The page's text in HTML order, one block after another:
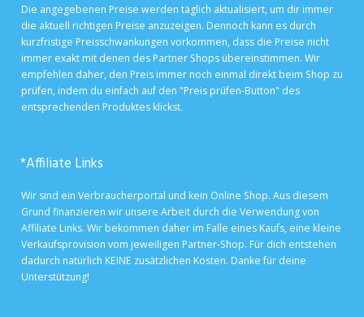
Die angegebenen Preise werden täglich aktualisiert, um dir immer
die aktuell richtigen Preise anzuzeigen. Dennoch kann es durch
kurzfristige Preisschwankungen vorkommen, dass die Preise nicht
immer exakt mit denen des Partner Shops übereinstimmen. Wir
empfehlen daher, den Preis immer noch einmal direkt beim Shop zu
prüfen, indem du einfach auf den "Preis prüfen-Button" des
entsprechenden Produktes klickst.
*Affiliate Links
Wir sind ein Verbraucherportal und kein Online Shop. Aus diesem
Grund finanzieren wir unsere Arbeit durch die Verwendung von
Affiliate Links. Wir bekommen daher im Falle eines Kaufs, eine kleine
Verkaufsprovision vom jeweiligen Partner-Shop. Für dich entstehen
dadurch natürlich KEINE zusätzlichen Kosten. Danke für deine
Unterstützung!